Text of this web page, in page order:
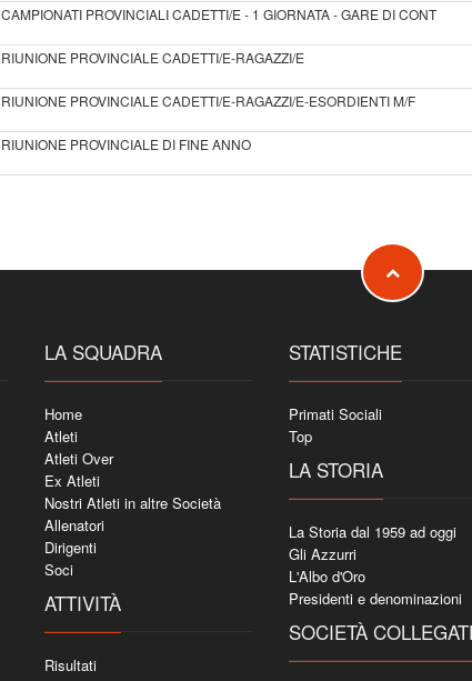
CAMPIONATI PROVINCIALI CADETTI/E - 1 GIORNATA - GARE DI CONT
RIUNIONE PROVINCIALE CADETTI/E-RAGAZZI/E
RIUNIONE PROVINCIALE CADETTI/E-RAGAZZI/E-ESORDIENTI M/F
RIUNIONE PROVINCIALE DI FINE ANNO
LA SQUADRA
Home
Atleti
Atleti Over
Ex Atleti
Nostri Atleti in altre Società
Allenatori
Dirigenti
Soci
ATTIVITÀ
Risultati
STATISTICHE
Primati Sociali
Top
LA STORIA
La Storia dal 1959 ad oggi
Gli Azzurri
L'Albo d'Oro
Presidenti e denominazioni
SOCIETÀ